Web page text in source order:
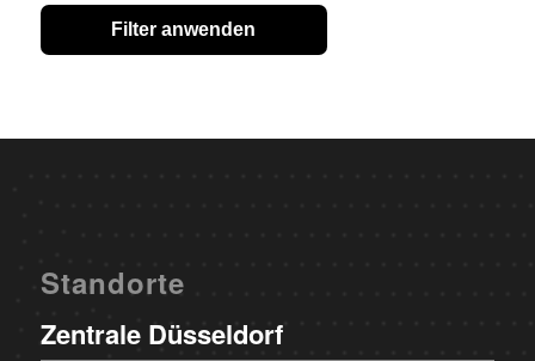
Filter anwenden
Standorte
Zentrale Düsseldorf